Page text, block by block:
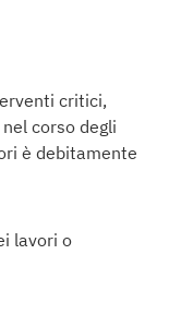
critici,
corso degli
è debitamente
lavori o